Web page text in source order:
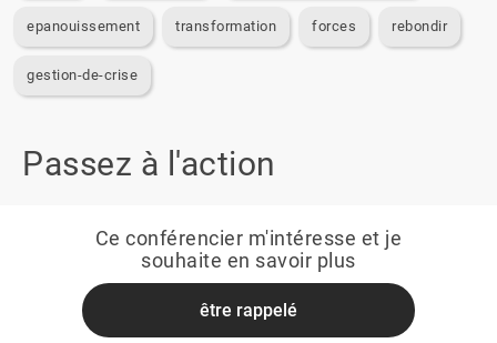
epanouissement transformation forces rebondir
gestion-de-crise
Passez à l'action
Ce conférencier m'intéresse et je
souhaite en savoir plus
être rappelé